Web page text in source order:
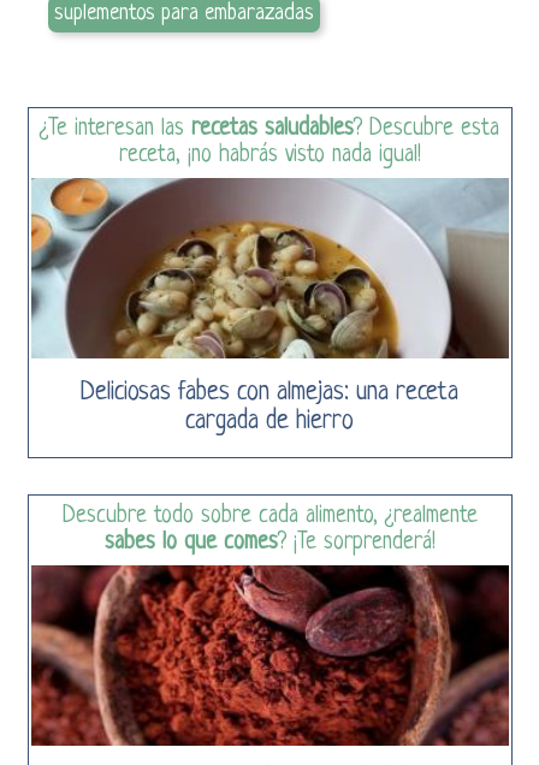
suplementos para embarazadas
¿Te interesan las recetas saludables? Descubre esta
receta, ¡no habrás visto nada igual!
Deliciosas fabes con almejas: una receta
cargada de hierro
Descubre todo sobre cada alimento, ¿realmente
sabes lo que comes? ¡Te sorprenderá!